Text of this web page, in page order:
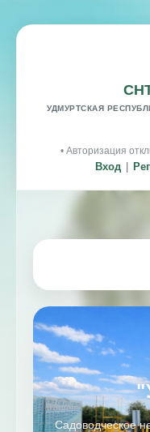
УДМУРТСКАЯ
• Авторизация
Вход
Садоводческое